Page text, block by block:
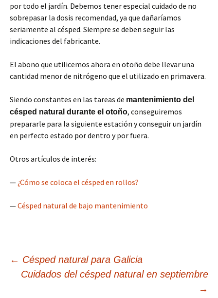
por todo el jardín. Debemos tener especial cuidado de no
sobrepasar la dosis recomendad, ya que dañaríamos
seriamente al césped. Siempre se deben seguir las
indicaciones del fabricante.
El abono que utilicemos ahora en otoño debe llevar una
cantidad menor de nitrógeno que el utilizado en primavera.
Siendo constantes en las tareas de mantenimiento del
césped natural durante el otoño, conseguiremos
prepararle para la siguiente estación y conseguir un jardín
en perfecto estado por dentro y por fuera.
Otros artículos de interés:
— ¿Cómo se coloca el césped en rollos?
—Césped natural de bajo mantenimiento
Navegación
← Césped natural para Galicia
Cuidados del césped natural en septiembre
→